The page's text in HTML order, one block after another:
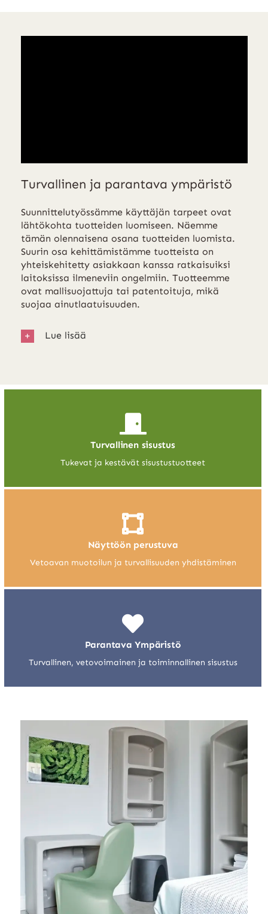
Turvallinen ja parantava ympäristö
Suunnittelutyössämme käyttäjän tarpeet ovat
lähtökohta tuotteiden luomiseen. Näemme
tämän olennaisena osana tuotteiden luomista.
Suurin osa kehittämistämme tuotteista on
yhteiskehitetty asiakkaan kanssa ratkaisuiksi
laitoksissa ilmeneviin ongelmiin. Tuotteemme
ovat mallisuojattuja tai patentoituja, mikä
suojaa ainutlaatuisuuden.
Lue lisää
Turvallinen sisustus
Tukevat ja kestävät sisustustuotteet
Näyttöön perustuva
Vetoavan muotoilun ja turvallisuuden yhdistäminen
Parantava Ympäristö
Turvallinen, vetovoimainen ja toiminnallinen sisustus